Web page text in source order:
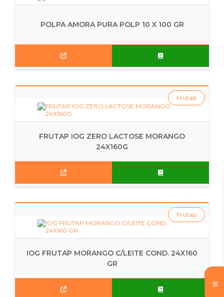
POLPA AMORA PURA POLP 10 X 100 GR
FRUTAP IOG ZERO LACTOSE MORANGO
24X160G
Frutap
IOG FRUTAP MORANGO C/LEITE COND. 24X160
GR
Frutap